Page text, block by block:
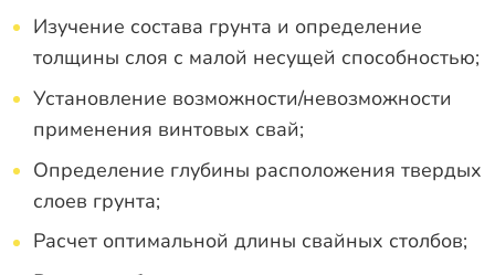
Изучение состава грунта и определение
толщины слоя с малой несущей способностью;
Установление возможности/невозможности
применения винтовых свай;
Определение глубины расположения твердых
слоев грунта;
Расчет оптимальной длины свайных столбов;